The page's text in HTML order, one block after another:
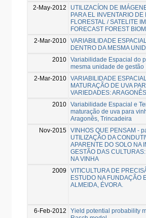
2-May-2012
UTILIZACÍON DE
PARA EL INVENTARIO DE
FLORESTAL / SATELITE
FORECAST FOREST
2-Mar-2010 VARIABILIDADE
DENTRO DA MESMA
2010 Variabilidade Espacial do
mesma unidade de gestão
2-Mar-2010 VARIABILIDADE
MATURAÇÃO DE UVA
VARIEDADES:
2010 Variabilidade Espacial e
maturação de uva para
Aragonês, Trincadeira
Nov-2015 VINHOS QUE PENSAM -
UTILIZAÇÃO DA
APARENTE DO SOLO NA
GESTÃO DAS
NA VINHA
2009
VITICULTURA DE
ESTUDO NA FUNDAÇÃO
ALMEIDA, ÉVORA.
6-Feb-2012
Yield potential probability